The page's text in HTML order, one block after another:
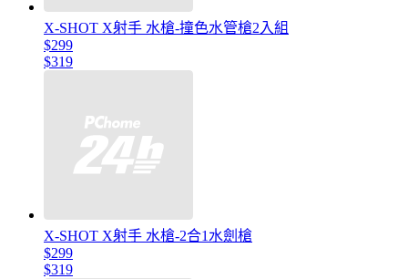
X-SHOT X射手 水槍-撞色水管槍2入組
$299
$319
X-SHOT X射手 水槍-2合1水劍槍
$299
$319